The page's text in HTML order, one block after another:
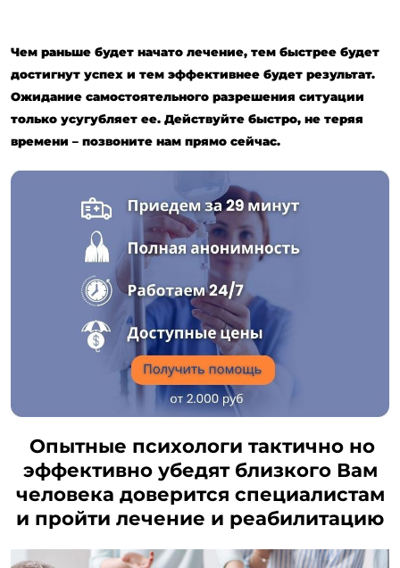
Чем раньше будет начато лечение, тем быстрее будет
достигнут успех и тем эффективнее будет результат.
Ожидание самостоятельного разрешения ситуации
только усугубляет ее. Действуйте быстро, не теряя
времени – позвоните нам прямо сейчас.
Опытные психологи тактично но
эффективно убедят близкого Вам
человека доверится специалистам
и пройти лечение и реабилитацию